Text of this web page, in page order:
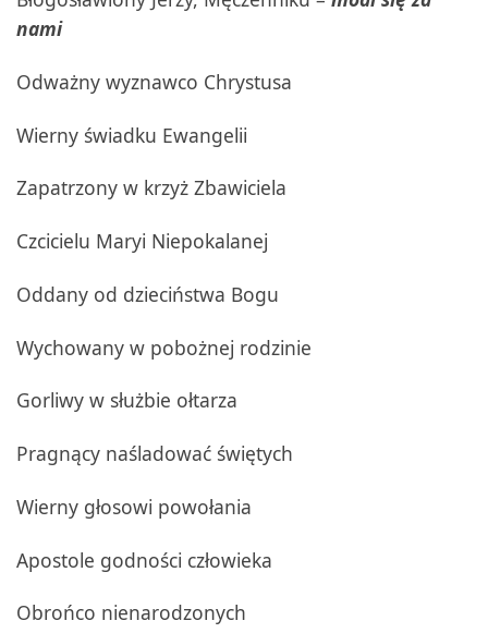
nami
Odważny wyznawco Chrystusa
Wierny świadku Ewangelii
Zapatrzony w krzyż Zbawiciela
Czcicielu Maryi Niepokalanej
Oddany od dzieciństwa Bogu
Wychowany w pobożnej rodzinie
Gorliwy w służbie ołtarza
Pragnący naśladować świętych
Wierny głosowi powołania
Apostole godności człowieka
Obrońco nienarodzonych